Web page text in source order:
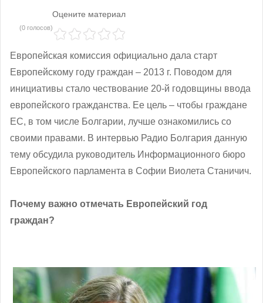
Оцените материал
(0 голосов)
Европейская комиссия официально дала старт
Европейскому году граждан – 2013 г. Поводом для
инициативы стало чествование 20-й годовщины ввода
европейского гражданства. Ее цель – чтобы граждане
ЕС, в том числе Болгарии, лучше ознакомились со
своими правами. В интервью Радио Болгария данную
тему обсудила руководитель Информационного бюро
Европейского парламента в Софии Виолета Станичич.
Почему важно отмечать Европейский год
граждан?